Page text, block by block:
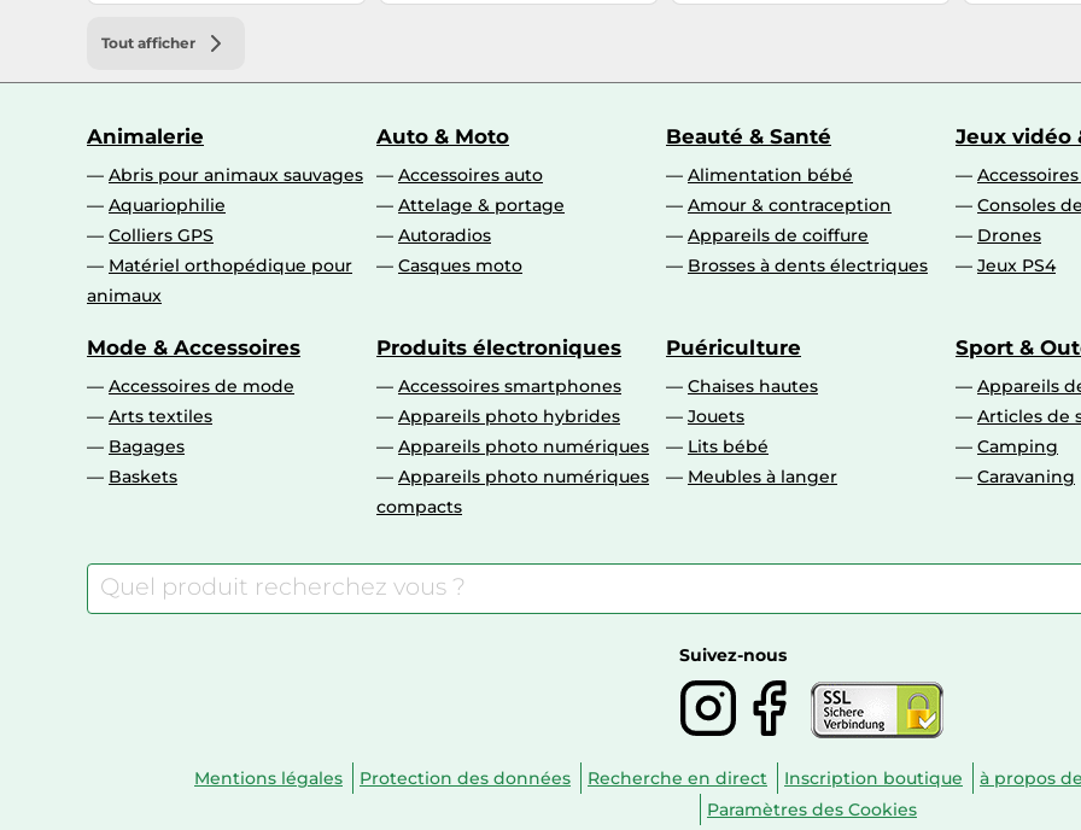
Tout afficher
Animalerie
Abris pour animaux sauvages
Aquariophilie
Colliers GPS
Matériel orthopédique pour
animaux
Auto & Moto
Accessoires auto
Attelage & portage
Autoradios
Casques moto
Beauté & Santé
Alimentation bébé
Amour & contraception
Appareils de coiffure
Brosses à dents électriques
Jeux vidéo
Consoles
Drones
Jeux PS4
Mode & Accessoires
Accessoires de mode
Arts textiles
Bagages
Baskets
Produits électroniques
Accessoires smartphones
Appareils photo hybrides
Appareils photo numériques
Appareils photo numériques
compacts
Puériculture
Chaises hautes
Jouets
Lits bébé
Meubles à langer
Sport &
Appareils
Articles de
Camping
Caravaning
Suivez-nous
Mentions légales Protection des données Recherche en direct Inscription boutique à propos
Paramètres des Cookies